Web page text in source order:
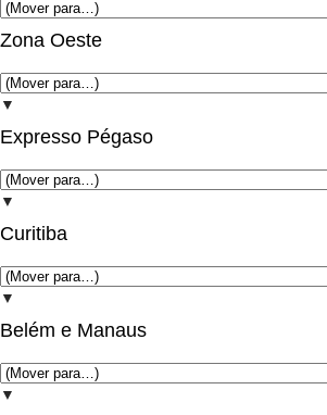
Zona Oeste
▼
Expresso Pégaso
▼
Curitiba
▼
Belém e Manaus
▼